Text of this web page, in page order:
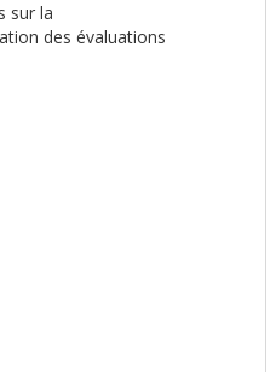
sur la
des évaluations